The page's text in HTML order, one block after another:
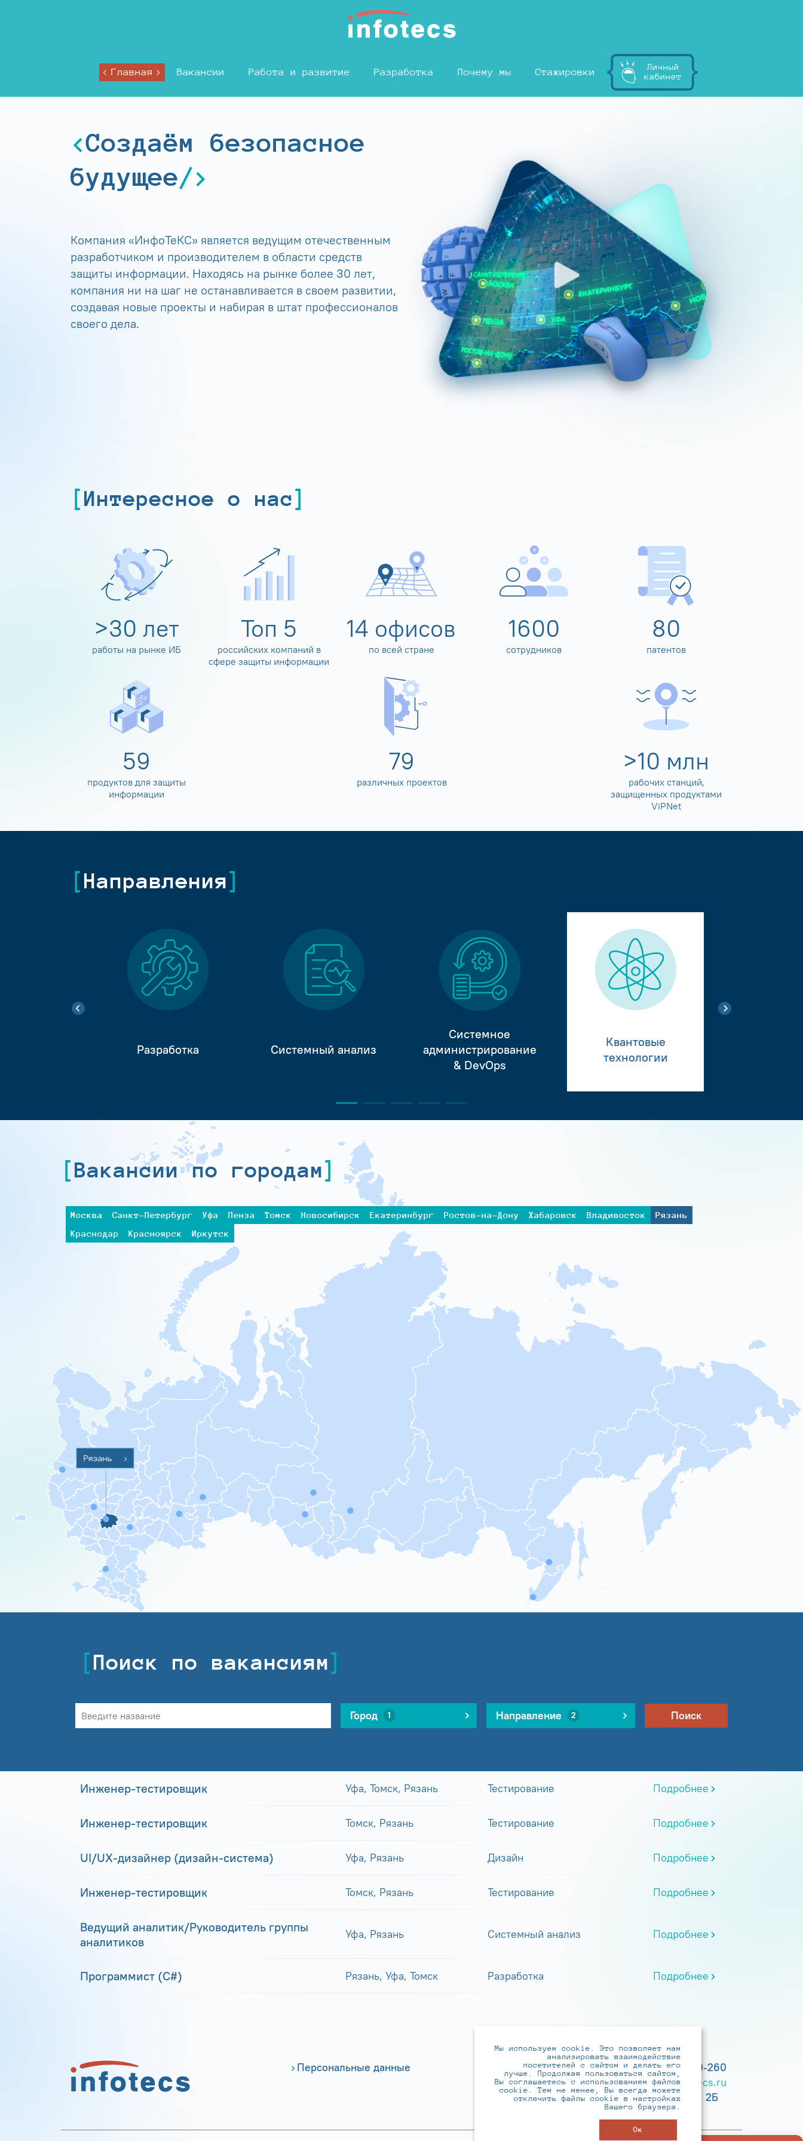
Главная Вакансии Работа и развитие Разработка Почему мы Стажировки
Личный
кабинет
Создаём безопасное
будущее
Компания «ИнфоТеКС» является ведущим отечественным
разработчиком и производителем в области средств
защиты информации. Находясь на рынке более 30 лет,
компания ни на шаг не останавливается в своем развитии,
создавая новые проекты и набирая в штат профессионалов
своего дела.
Интересное о нас
>30 лет
работы на рынке ИБ
Топ 5
российских компаний в
сфере защиты информации
14 офисов
по всей стране
1600
сотрудников
80
патентов
60
продуктов для защиты
информации
80
различных проектов
>10 млн
рабочих станций,
защищенных продуктами
ViPNet
Направления
Разработка Системный анализ
Системное
администрирование
& DevOps
Квантовые
технологии
Вакансии по городам
Москва Санкт-Петербург Уфа Пенза Томск Новосибирск Екатеринбург Ростов-на-Дону Хабаровск Владивосток
Рязань
Краснодар
Красноярск Иркутск
Рязань >
Поиск по вакансиям
Город 1 Направление 2 Поиск
Инженер-тестировщик Уфа, Томск, Рязань Тестирование Подробнее
Инженер-тестировщик Томск, Рязань Тестирование Подробнее
UI/UX-дизайнер (дизайн-система) Уфа, Рязань Дизайн Подробнее
Инженер-тестировщик Томск, Рязань Тестирование Подробнее
Ведущий аналитик/Руководитель группы
аналитиков
Уфа, Рязань Системный анализ Подробнее
Программист (С#) Рязань, Уфа, Томск Разработка Подробнее
Персональные данные
+7 (495) 737-6192, 8-800-250-0-260
practice@infotecs.ru ,hr@infotecs.ru
127273, г. Москва, Отрадная ул., 2Б
Мы используем cookie. Это позволяет нам
анализировать взаимодействие
посетителей с сайтом и делать его
лучше. Продолжая пользоваться сайтом,
Вы соглашаетесь с использованием файлов
cookie. Тем не менее, Вы всегда можете
отключить файлы cookie в настройках
Вашего браузера.
Ок